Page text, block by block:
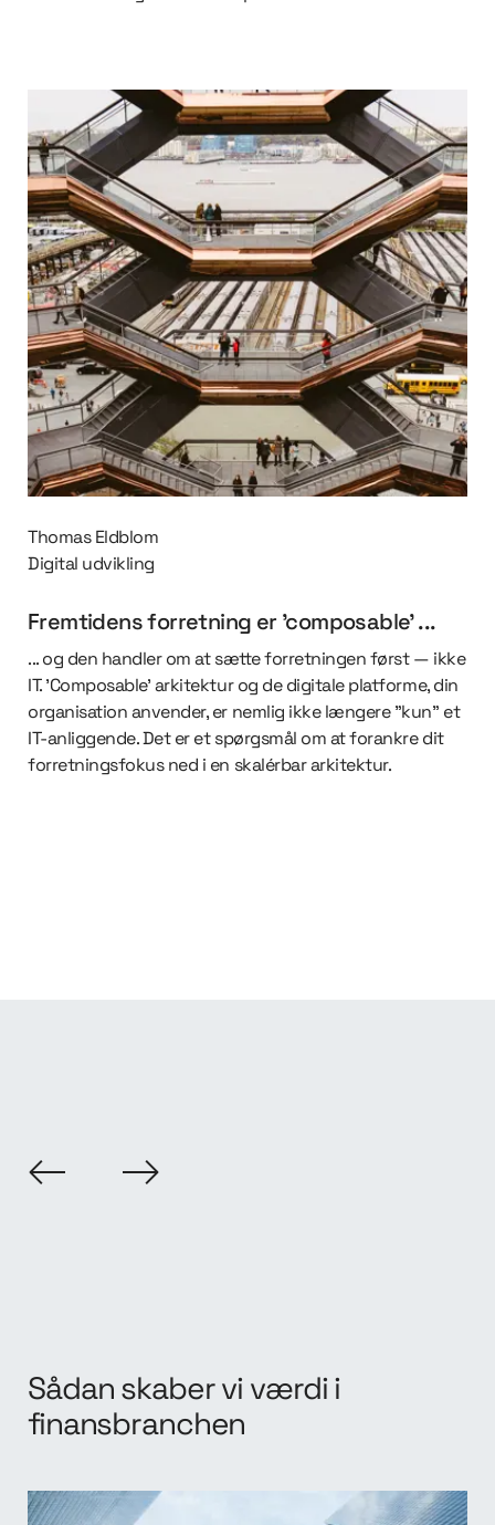
Thomas Eldblom
Digital udvikling
Fremtidens forretning er ’composable’ ...
... og den handler om at sætte forretningen først — ikke
IT. ’Composable’ arkitektur og de digitale platforme, din
organisation anvender, er nemlig ikke længere ”kun” et
IT-anliggende. Det er et spørgsmål om at forankre dit
forretningsfokus ned i en skalérbar arkitektur.
Sådan skaber vi værdi i
finansbranchen